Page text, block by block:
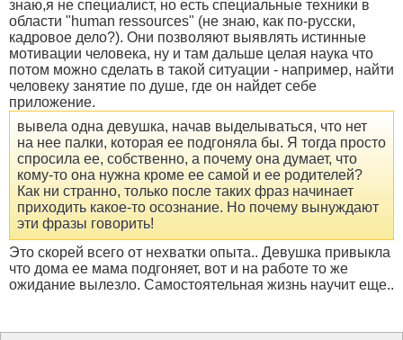
знаю,я не специалист, но есть специальные техники в
области "human ressources" (не знаю, как по-русски,
кадровое дело?). Они позволяют выявлять истинные
мотивации человека, ну и там дальше целая наука что
потом можно сделать в такой ситуации - например, найти
человеку занятие по душе, где он найдет себе
приложение.
вывела одна девушка, начав выделываться, что нет
на нее палки, которая ее подгоняла бы. Я тогда просто
спросила ее, собственно, а почему она думает, что
кому-то она нужна кроме ее самой и ее родителей?
Как ни странно, только после таких фраз начинает
приходить какое-то осознание. Но почему вынуждают
эти фразы говорить!
Это скорей всего от нехватки опыта.. Девушка привыкла
что дома ее мама подгоняет, вот и на работе то же
ожидание вылезло. Самостоятельная жизнь научит еще..